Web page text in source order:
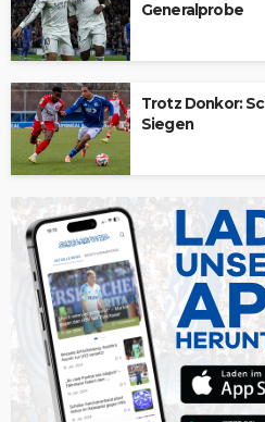
Generalprobe
Trotz Donkor:
Siegen